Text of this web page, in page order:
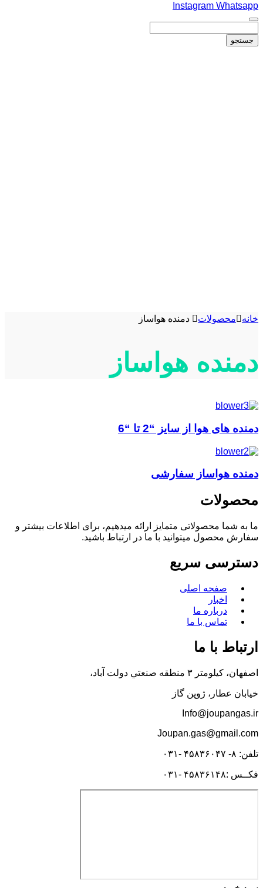
Instagram Whatsapp
خانه محصولات دمنده هواساز
دمنده هواساز
دمنده های هوا از سایز “2 تا “6
دمنده هواساز سفارشی
محصولات
ما به شما محصولاتی متمایز ارائه میدهیم، برای اطلاعات بیشتر و
سفارش محصول میتوانید با ما در ارتباط باشید.
دسترسی سریع
صفحه اصلی
اخبار
درباره ما
تماس با ما
ارتباط با ما
اصفهان، کيلومتر ۳ منطقه صنعتي دولت آباد،
خیابان عطار، ژوپن گاز
Info@joupangas.ir
Joupan.gas@gmail.com
تلفن: ۸- ۴۵۸۳۶۰۴۷ -۰۳۱
فکــس :۴۵۸۳۶۱۴۸ -۰۳۱